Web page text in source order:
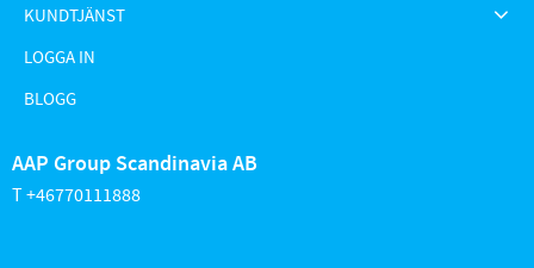
KUNDTJÄNST
LOGGA IN
BLOGG
AAP Group Scandinavia AB
T +46770111888